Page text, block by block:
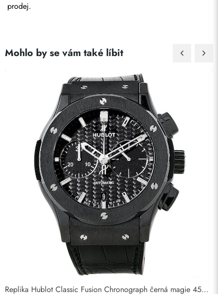
prodej.
Mohlo by se vám také líbit
Replika Hublot Classic Fusion Chronograph černá magie 45mm